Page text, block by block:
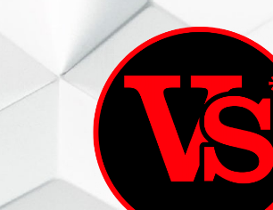
ВИННЫЙ СКЛАД